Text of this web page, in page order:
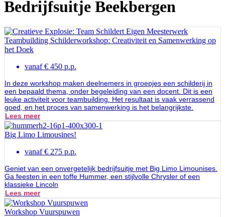
Bedrijfsuitje Beekbergen
Teambuilding Schilderworkshop: Creativiteit en Samenwerking op
het Doek
vanaf € 450 p.p.
In deze workshop maken deelnemers in groepjes een schilderij in
een bepaald thema, onder begeleiding van een docent. Dit is een
leuke activiteit voor teambuilding. Het resultaat is vaak verrassend
goed, en het proces van samenwerking is het belangrijkste.
Lees meer
Big Limo Limousines!
vanaf € 275 p.p.
Geniet van een onvergetelijk bedrijfsuitje met Big Limo Limounises.
Ga feesten in een toffe Hummer, een stijlvolle Chrysler of een
klassieke Lincoln
Lees meer
Workshop Vuurspuwen